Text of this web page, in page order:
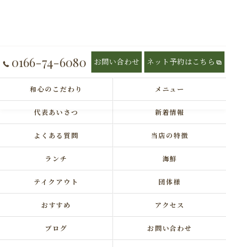
0166-74-6080 お問い合わせ ネット予約はこちら
和心のこだわり メニュー
代表あいさつ 新着情報
よくある質問 当店の特徴
ランチ 海鮮
テイクアウト 団体様
おすすめ アクセス
ブログ お問い合わせ